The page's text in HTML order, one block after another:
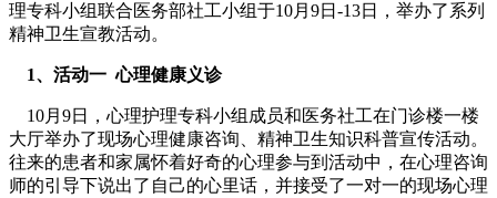
理专科小组联合医务部社工小组于10月9日-13日，举办了系列
精神卫生宣教活动。
1、活动一 心理健康义诊
10月9日，心理护理专科小组成员和医务社工在门诊楼一楼
大厅举办了现场心理健康咨询、精神卫生知识科普宣传活动。
往来的患者和家属怀着好奇的心理参与到活动中，在心理咨询
师的引导下说出了自己的心里话，并接受了一对一的现场心理